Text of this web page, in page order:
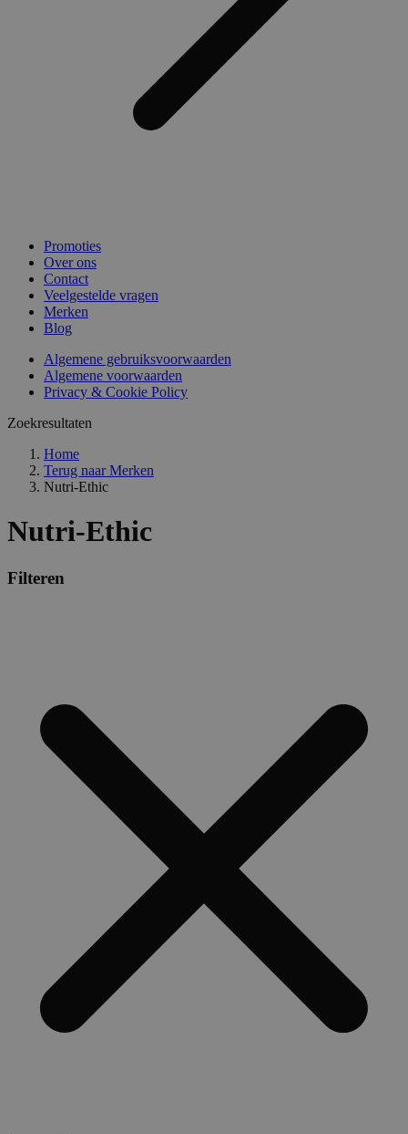
Promoties
Over ons
Contact
Veelgestelde vragen
Merken
Blog
Algemene gebruiksvoorwaarden
Algemene voorwaarden
Privacy & Cookie Policy
Zoekresultaten
Home
Terug naar Merken
Nutri-Ethic
Nutri-Ethic
Filteren